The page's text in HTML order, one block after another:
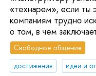
«технарем», если ты
компаниям трудно
о том, в чем
Свободное общение
достижения
идеи и